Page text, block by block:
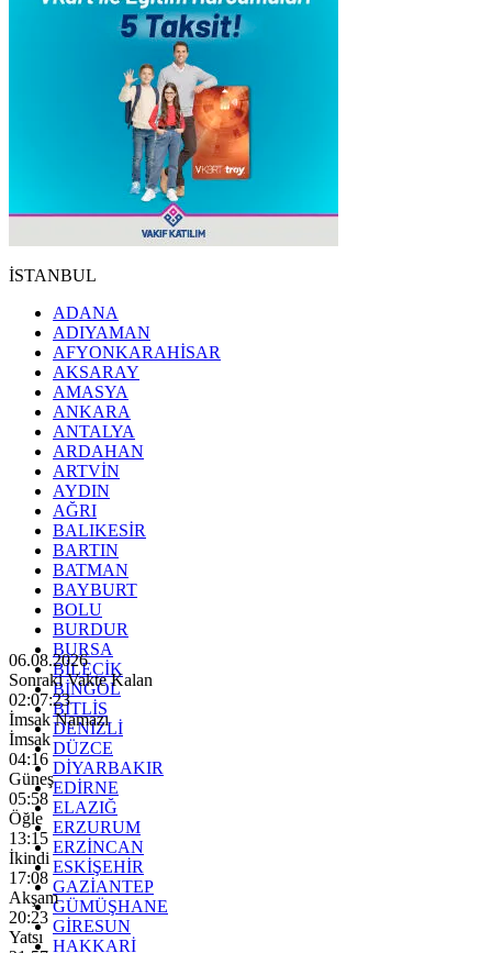
İSTANBUL
ADANA
ADIYAMAN
AFYONKARAHİSAR
AKSARAY
AMASYA
ANKARA
ANTALYA
ARDAHAN
ARTVİN
AYDIN
AĞRI
BALIKESİR
BARTIN
BATMAN
BAYBURT
BOLU
BURDUR
BURSA
BİLECİK
BİNGÖL
BİTLİS
DENİZLİ
DÜZCE
DİYARBAKIR
EDİRNE
ELAZIĞ
ERZURUM
ERZİNCAN
ESKİŞEHİR
GAZİANTEP
GÜMÜŞHANE
GİRESUN
HAKKARİ
06.08.2026
Sonraki Vakte Kalan
02:07:21
İmsak Namazı
İmsak
04:16
Güneş
05:58
Öğle
13:15
İkindi
17:08
Akşam
20:23
Yatsı